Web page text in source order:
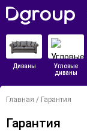
Диваны
Угловые
диваны
Главная / Гарантия
Гарантия